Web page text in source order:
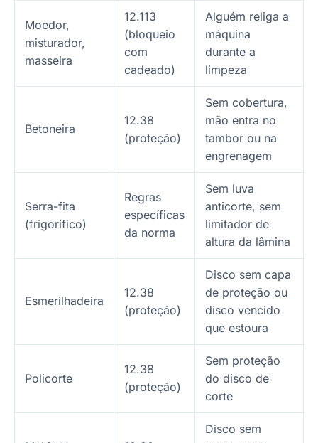
Moedor,
misturador,
masseira
12.113
(bloqueio
com
cadeado)
Alguém religa a
máquina
durante a
limpeza
Betoneira
12.38
(proteção)
Sem cobertura,
mão entra no
tambor ou na
engrenagem
Serra-fita
(frigorífico)
Regras
específicas
da norma
Sem luva
anticorte, sem
limitador de
altura da lâmina
Esmerilhadeira
12.38
(proteção)
Disco sem capa
de proteção ou
disco vencido
que estoura
Policorte
12.38
(proteção)
Sem proteção
do disco de
corte
Disco sem